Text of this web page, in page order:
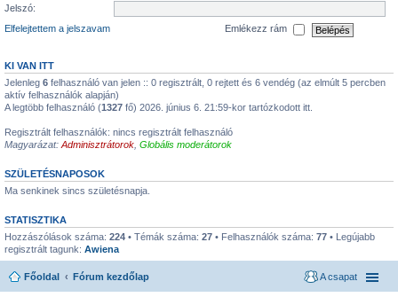
Jelszó:
Elfelejtettem a jelszavam
Emlékezz rám
KI VAN ITT
Jelenleg 6 felhasználó van jelen :: 0 regisztrált, 0 rejtett és 6 vendég (az elmúlt 5 percben
aktív felhasználók alapján)
A legtöbb felhasználó (1327 fő) 2026. június 6. 21:59-kor tartózkodott itt.
Regisztrált felhasználók: nincs regisztrált felhasználó
Magyarázat: Adminisztrátorok Globális moderátorok
SZÜLETÉSNAPOSOK
Ma senkinek sincs születésnapja.
STATISZTIKA
Hozzászólások száma: 224 • Témák száma: 27 • Felhasználók száma: 77 • Legújabb
regisztrált tagunk: Awiena
Főoldal Fórum kezdőlap A csapat